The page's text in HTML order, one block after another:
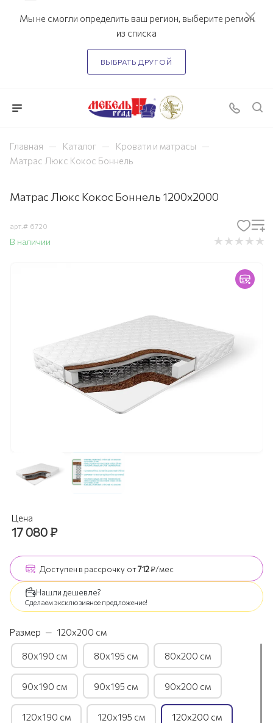
Мы не смогли определить ваш регион, выберите регион
из списка
ВЫБРАТЬ ДРУГОЙ
Главная — Каталог — Кровати и матрасы —
Матрас Люкс Кокос Боннель
Матрас Люкс Кокос Боннель 1200х2000
арт.# 6720
В наличии
Цена
17 080₽
Доступен в рассрочку от712₽/мес
Нашли дешевле?
Сделаем эксклюзивное предложение!
Размер — 120х200 см
80х190 см 80х195 см 80х200 см
90х190 см 90х195 см 90х200 см
120х190 см 120х195 см 120х200 см